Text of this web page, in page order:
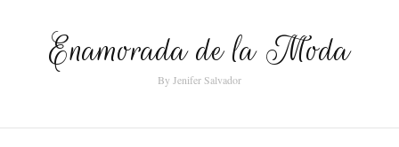
Enamorada de la Moda
By Jenifer Salvador